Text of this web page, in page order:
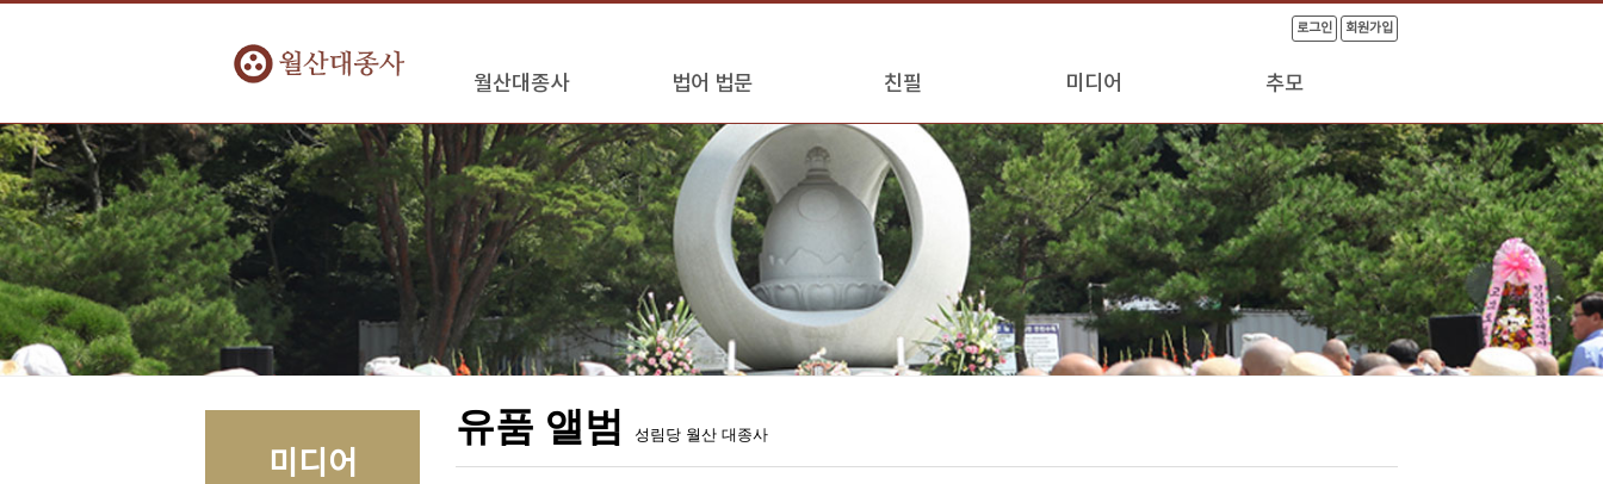
월산대종사 법어 법문 친필 미디어 추모
로그인 회원가입
미디어
유품 앨범 성림당 월산 대종사